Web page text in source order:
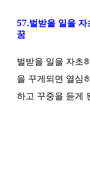
57.벌받을 일을
꿈
벌받을 일을 자초
을 꾸게되면 열심
하고 꾸중을 듣게